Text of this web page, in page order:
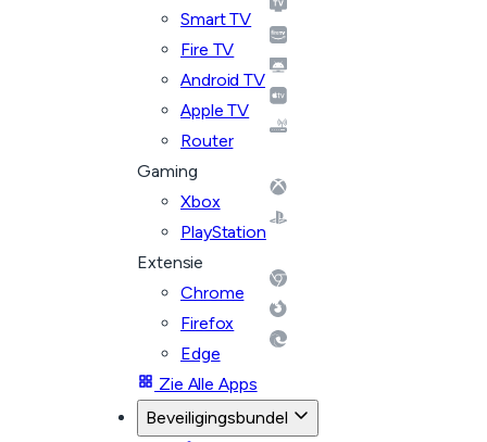
Smart TV
Fire TV
Android TV
Apple TV
Router
Gaming
Xbox
PlayStation
Extensie
Chrome
Firefox
Edge
Zie Alle Apps
Beveiligingsbundel